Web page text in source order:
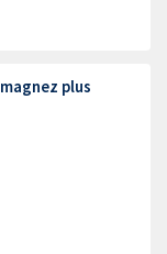
plus